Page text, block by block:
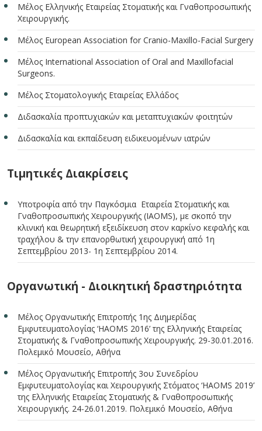
Μέλος Ελληνικής Εταιρείας Στοματικής και Γναθοπροσωπικής
Χειρουργικής.
Μέλος European Association for Cranio-Maxillo-Facial Surgery
Μέλος International Association of Oral and Maxillofacial
Surgeons.
Μέλος Στοματολογικής Εταιρείας Ελλάδος
Διδασκαλία προπτυχιακών και μεταπτυχιακών φοιτητών
Διδασκαλία και εκπαίδευση ειδικευομένων ιατρών
Τιμητικές Διακρίσεις
Υποτροφία από την Παγκόσμια Εταιρεία Στοματικής και
Γναθοπροσωπικής Χειρουργικής (IAOMS), με σκοπό την
κλινική και θεωρητική εξειδίκευση στον καρκίνο κεφαλής και
τραχήλου & την επανορθωτική χειρουργική από 1η
Σεπτεμβρίου 2013- 1η Σεπτεμβρίου 2014.
Οργανωτική - Διοικητική δραστηριότητα
Μέλος Οργανωτικής Επιτροπής 1ης Διημερίδας
Εμφυτευματολογίας ‘HAOMS 2016’ της Ελληνικής Εταιρείας
Στοματικής & Γναθοπροσωπικής Χειρουργικής. 29-30.01.2016.
Πολεμικό Μουσείο, Αθήνα
Μέλος Οργανωτικής Επιτροπής 3ου Συνεδρίου
Εμφυτευματολογίας και Χειρουργικής Στόματος ‘HAOMS 2019’
της Ελληνικής Εταιρείας Στοματικής & Γναθοπροσωπικής
Χειρουργικής. 24-26.01.2019. Πολεμικό Μουσείο, Αθήνα